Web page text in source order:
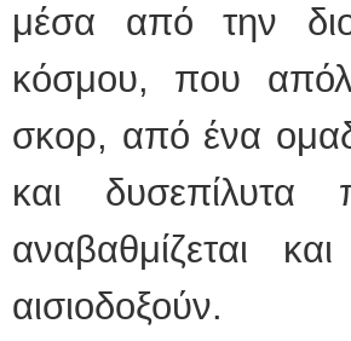
μέσα από την
κόσμου, που
σκορ, από ένα
και δυσεπίλυτα
αναβαθμίζεται
αισιοδοξούν.